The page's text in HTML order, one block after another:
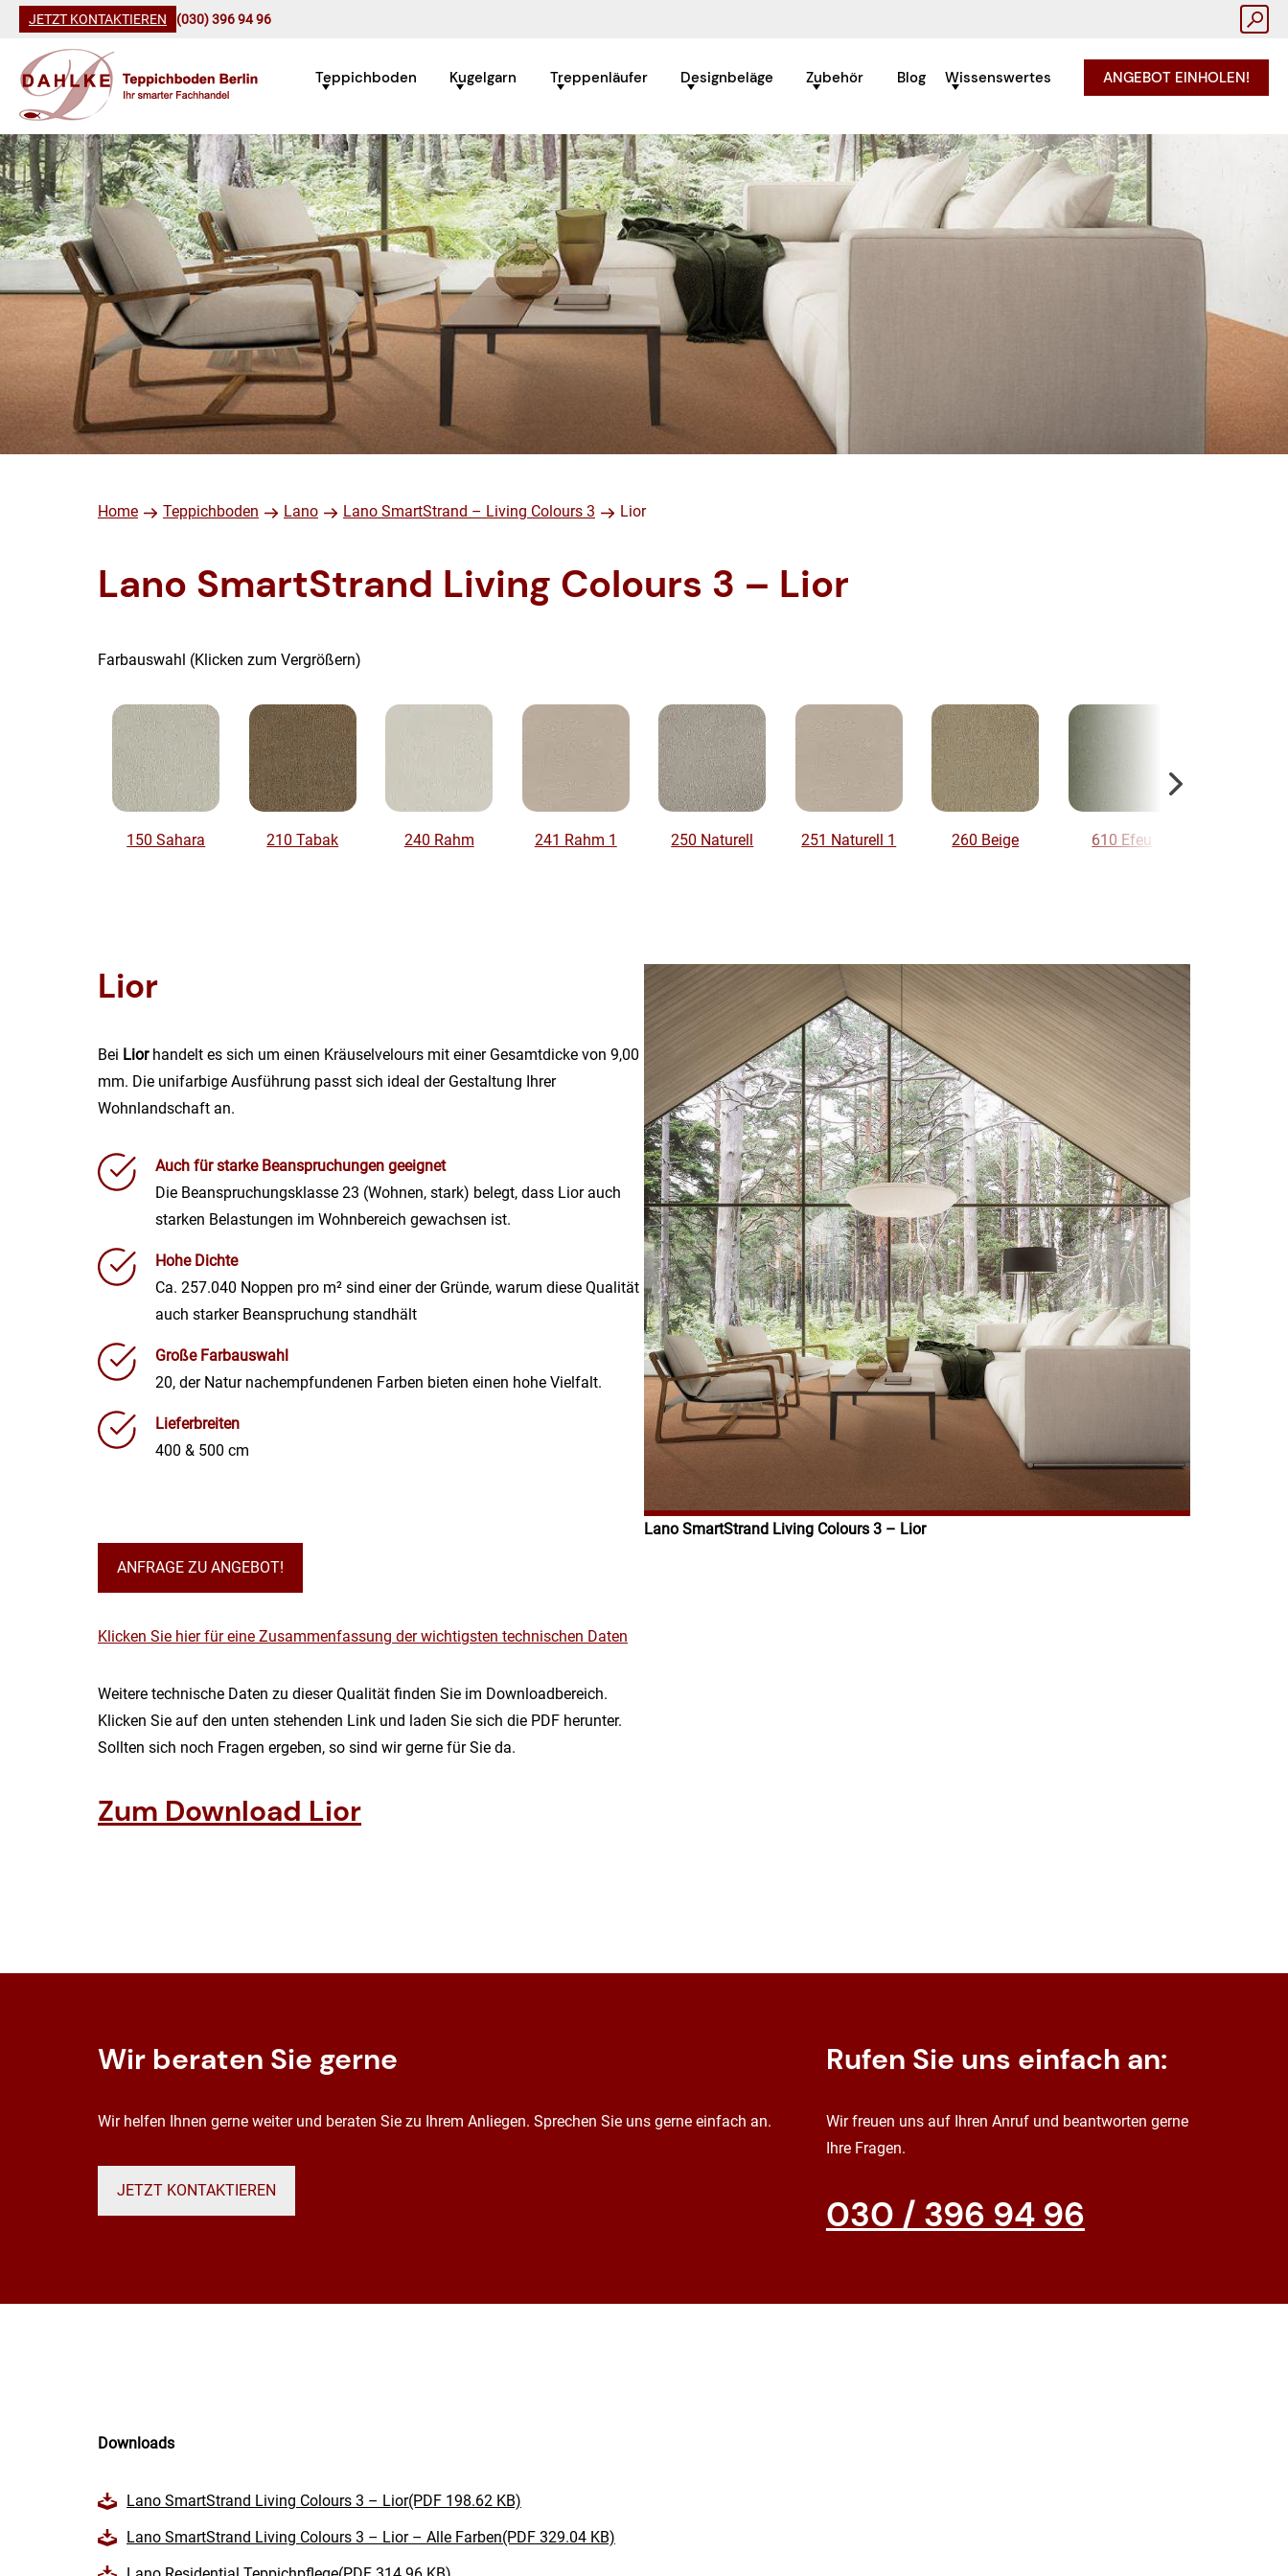
JETZT KONTAKTIEREN (030) 396 94 96
Teppichboden Kugelgarn Treppenläufer Designbeläge Zubehör Blog Wissenswertes ANGEBOT EINHOLEN!
Home Teppichboden Lano Lano SmartStrand – Living Colours 3 Lior
Lano SmartStrand Living Colours 3 – Lior
Farbauswahl (Klicken zum Vergrößern)
150 Sahara 210 Tabak 240 Rahm 241 Rahm 1 250 Naturell 251 Naturell 1 260 Beige 610 Efeu
Lior
Bei Liorhandelt es sich um einen Kräuselvelours mit einer Gesamtdicke von 9,00
mm. Die unifarbige Ausführung passt sich ideal der Gestaltung Ihrer
Wohnlandschaft an.
Auch für starke Beanspruchungen geeignet
Die Beanspruchungsklasse 23 (Wohnen, stark) belegt, dass Lior auch
starken Belastungen im Wohnbereich gewachsen ist.
Hohe Dichte
Ca. 257.040 Noppen pro m² sind einer der Gründe, warum diese Qualität
auch starker Beanspruchung standhält
Große Farbauswahl
20, der Natur nachempfundenen Farben bieten einen hohe Vielfalt.
Lieferbreiten
400 & 500 cm
ANFRAGE ZU ANGEBOT!
Klicken Sie hier für eine Zusammenfassung der wichtigsten technischen Daten
Weitere technische Daten zu dieser Qualität finden Sie im Downloadbereich.
Klicken Sie auf den unten stehenden Link und laden Sie sich die PDF herunter.
Sollten sich noch Fragen ergeben, so sind wir gerne für Sie da.
Zum Download Lior
Lano SmartStrand Living Colours 3 – Lior
Wir beraten Sie gerne
Wir helfen Ihnen gerne weiter und beraten Sie zu Ihrem Anliegen. Sprechen Sie uns gerne einfach an.
JETZT KONTAKTIEREN
Rufen Sie uns einfach an:
Wir freuen uns auf Ihren Anruf und beantworten gerne
Ihre Fragen.
030 / 396 94 96
Downloads
Lano SmartStrand Living Colours 3 – Lior(PDF 198.62 KB)
Lano SmartStrand Living Colours 3 – Lior – Alle Farben(PDF 329.04 KB)